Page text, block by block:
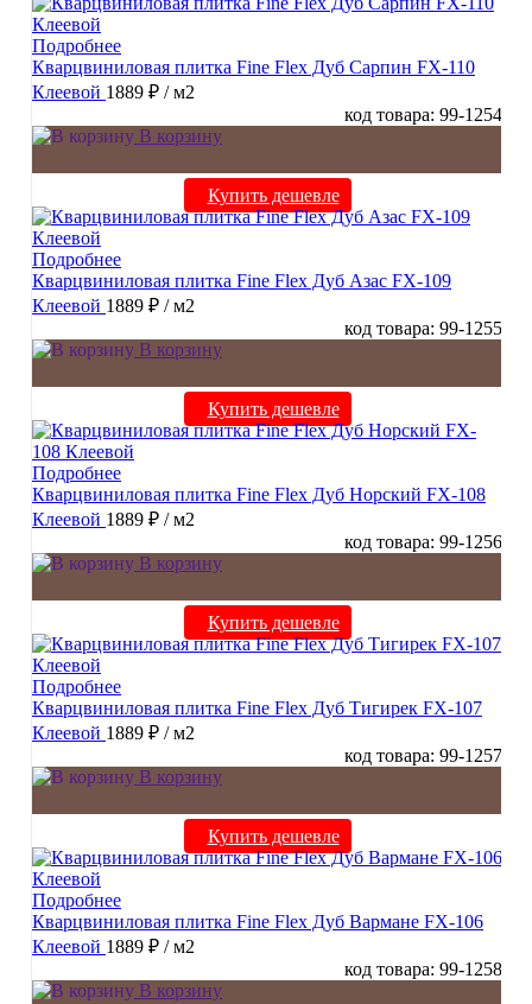
Подробнее
Кварцвиниловая плитка Fine Flex Дуб Сарпин FX-110
Клеевой 1889 ₽ / м2
код товара: 99-1254
В корзину
Купить дешевле
Подробнее
Кварцвиниловая плитка Fine Flex Дуб Азас FX-109
Клеевой 1889 ₽ / м2
код товара: 99-1255
В корзину
Купить дешевле
Подробнее
Кварцвиниловая плитка Fine Flex Дуб Норский FX-108
Клеевой 1889 ₽ / м2
код товара: 99-1256
В корзину
Купить дешевле
Подробнее
Кварцвиниловая плитка Fine Flex Дуб Тигирек FX-107
Клеевой 1889 ₽ / м2
код товара: 99-1257
В корзину
Купить дешевле
Подробнее
Кварцвиниловая плитка Fine Flex Дуб Вармане FX-106
Клеевой 1889 ₽ / м2
код товара: 99-1258
В корзину